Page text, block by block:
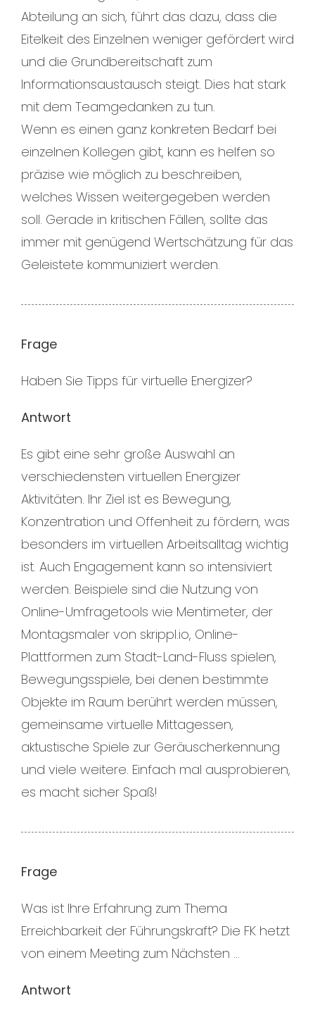
Abteilung an sich, führt das dazu, dass die
Eitelkeit des Einzelnen weniger gefördert wird
und die Grundbereitschaft zum
Informationsaustausch steigt. Dies hat stark
mit dem Teamgedanken zu tun.
Wenn es einen ganz konkreten Bedarf bei
einzelnen Kollegen gibt, kann es helfen so
präzise wie möglich zu beschreiben,
welches Wissen weitergegeben werden
soll. Gerade in kritischen Fällen, sollte das
immer mit genügend Wertschätzung für das
Geleistete kommuniziert werden.
Frage
Haben Sie Tipps für virtuelle Energizer?
Antwort
Es gibt eine sehr große Auswahl an
verschiedensten virtuellen Energizer
Aktivitäten. Ihr Ziel ist es Bewegung,
Konzentration und Offenheit zu fördern, was
besonders im virtuellen Arbeitsalltag wichtig
ist. Auch Engagement kann so intensiviert
werden. Beispiele sind die Nutzung von
Online-Umfragetools wie Mentimeter, der
Montagsmaler von skrippl.io, Online-
Plattformen zum Stadt-Land-Fluss spielen,
Bewegungsspiele, bei denen bestimmte
Objekte im Raum berührt werden müssen,
gemeinsame virtuelle Mittagessen,
aktustische Spiele zur Geräuscherkennung
und viele weitere. Einfach mal ausprobieren,
es macht sicher Spaß!
Frage
Was ist Ihre Erfahrung zum Thema
Erreichbarkeit der Führungskraft? Die FK hetzt
von einem Meeting zum Nächsten …
Antwort